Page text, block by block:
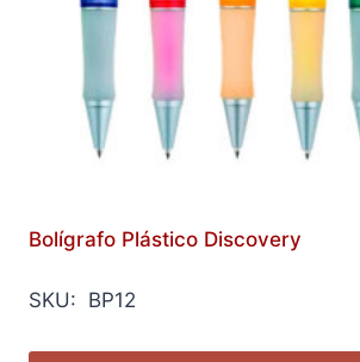
Bolígrafo Plástico Discovery
SKU: BP12